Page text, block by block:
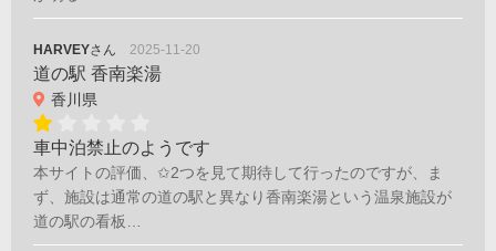
HARVEYさん 2025-11-20
道の駅 香南楽湯
香川県
車中泊禁止のようです
本サイトの評価、✩2つを見て期待して行ったのですが、ま
ず、施設は通常の道の駅と異なり香南楽湯という温泉施設が
道の駅の看板…